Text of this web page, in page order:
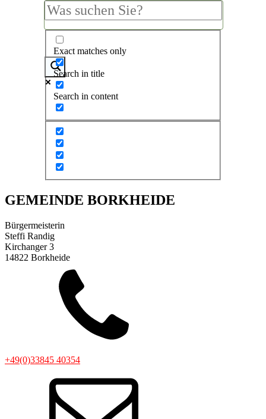
Exact matches only
Search in title
Search in content
GEMEINDE BORKHEIDE
Bürgermeisterin
Steffi Randig
Kirchanger 3
14822 Borkheide
+49(0)33845 40354